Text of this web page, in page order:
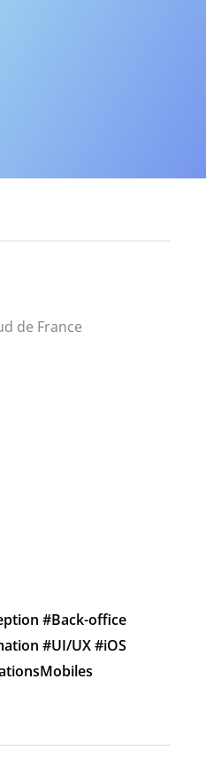
de France
#Back-office
#UI/UX#iOS